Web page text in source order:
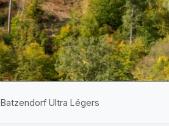
Batzendorf Ultra Légers